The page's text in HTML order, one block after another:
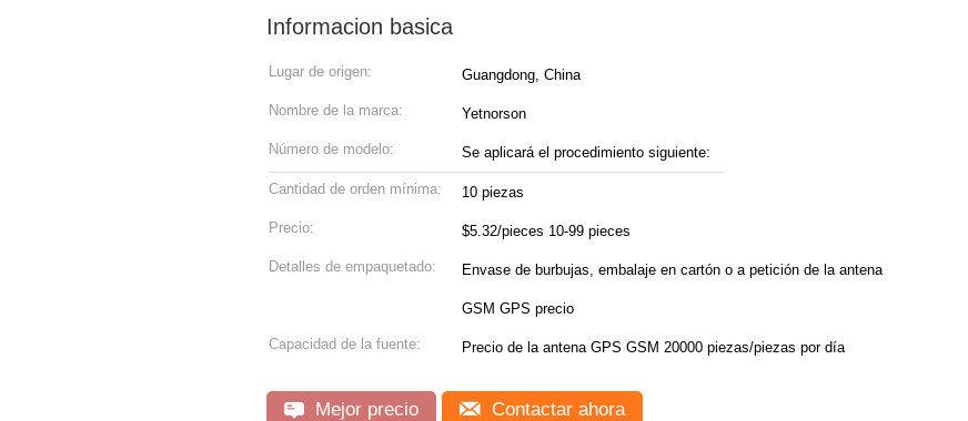
Informacion basica
Lugar de origen: Guangdong, China
Nombre de la marca: Yetnorson
Número de modelo: Se aplicará el procedimiento siguiente:
Cantidad de orden mínima: 10 piezas
Precio: $5.32/pieces 10-99 pieces
Detalles de empaquetado: Envase de burbujas, embalaje en cartón o a petición de la antena
GSM GPS precio
Capacidad de la fuente: Precio de la antena GPS GSM 20000 piezas/piezas por día
Mejor precio Contactar ahora